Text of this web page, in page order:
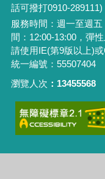
話可撥打0910-289111)
服務時間：週一至週
間：12:00-13:00，彈
請使用IE(第9版以上)
統一編號：55507404
瀏覽人次
13455568